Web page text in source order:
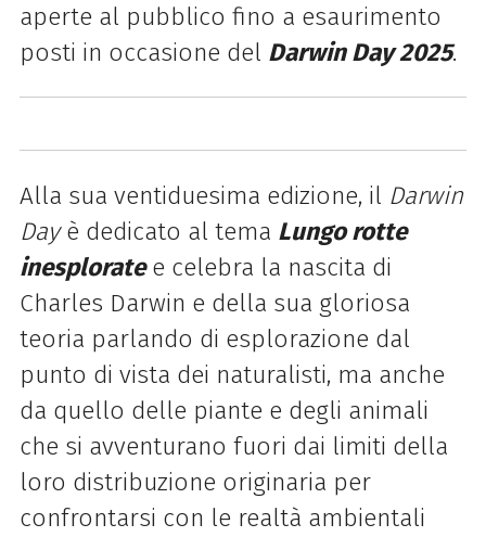
aperte al pubblico fino a esaurimento
posti in occasione del Darwin Day 2025.
Alla sua ventiduesima edizione, il Darwin
Dayè dedicato al tema Lungo rotte
inesploratee celebra la nascita di
Charles Darwin e della sua gloriosa
teoria parlando di esplorazione dal
punto di vista dei naturalisti, ma anche
da quello delle piante e degli animali
che si avventurano fuori dai limiti della
loro distribuzione originaria per
confrontarsi con le realtà ambientali